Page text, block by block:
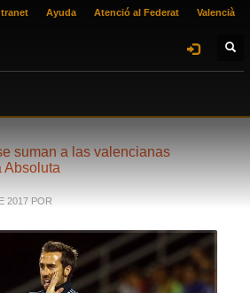
Ayuda Atenció al Federat Valencià
suman a las valencianas
Absoluta
2017 POR